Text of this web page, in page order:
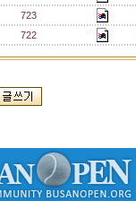
723
722